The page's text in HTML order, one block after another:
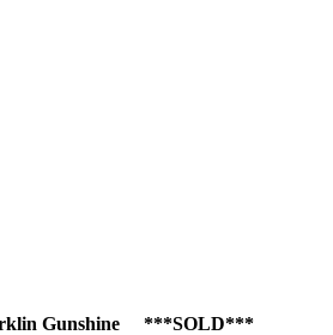
Gunshine ***SOLD***